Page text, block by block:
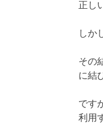
正し
しか
その
に結
です
利用